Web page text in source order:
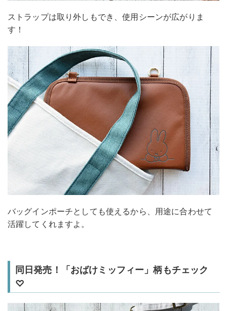
ストラップは取り外しもでき、使用シーンが広がりま
す！
バッグインポーチとしても使えるから、用途に合わせて
活躍してくれますよ。
同日発売！「おばけミッフィー」柄もチェック
♡